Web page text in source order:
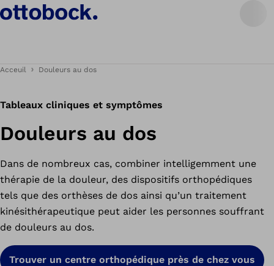
Acceuil Douleurs au dos
Tableaux cliniques et symptômes
Douleurs au dos
Dans de nombreux cas, combiner intelligemment une
thérapie de la douleur, des dispositifs orthopédiques
tels que des orthèses de dos ainsi qu’un traitement
kinésithérapeutique peut aider les personnes souffrant
de douleurs au dos.
Trouver un centre orthopédique près de chez vous